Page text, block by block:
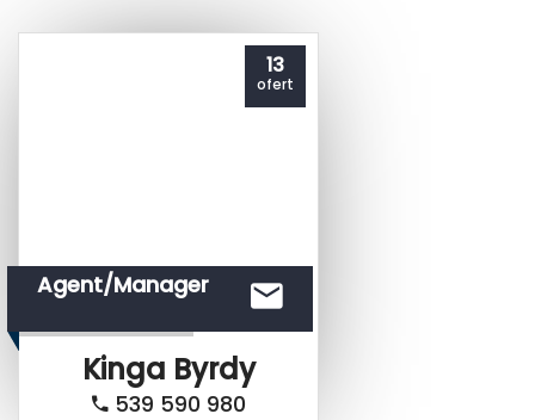
13
ofert
Agent/Manager
Kinga Byrdy
539 590 980